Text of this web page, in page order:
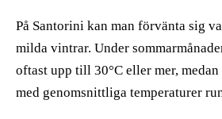
På Santorini kan man förvänta sig
milda vintrar. Under
oftast upp till 30°C eller mer,
med genomsnittliga temperaturer